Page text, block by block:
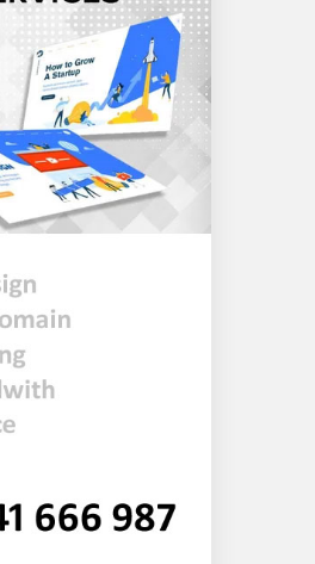
কোনো রাজনৈতিক
ছিল না : ভারপ্রাপ্ত
বৃষ্টি হতে পারে,
কোথাও মাঝারি
বর্ষণের সম্ভাবনা
বরণে প্রস্তুত চট্টগ্রাম,
সম্মেলনে শেখ
বক্তব্যে
সমর্থন নেই: জয়সওয়াল